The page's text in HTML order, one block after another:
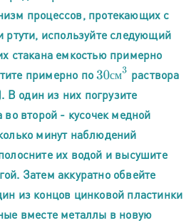
процессов, протекающих с
ртути, используйте следующий
стакана емкостью примерно
примерно по см
30см3 раствора
В один из них погрузите
во второй - кусочек медной
минут наблюдений
их водой и высушите
Затем аккуратно обвейте
из концов цинковой пластинки
вместе металлы в новую